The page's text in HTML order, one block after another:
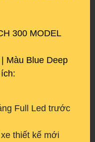
300 MODEL
Màu Blue Deep
Full Led trước
thiết kế mới